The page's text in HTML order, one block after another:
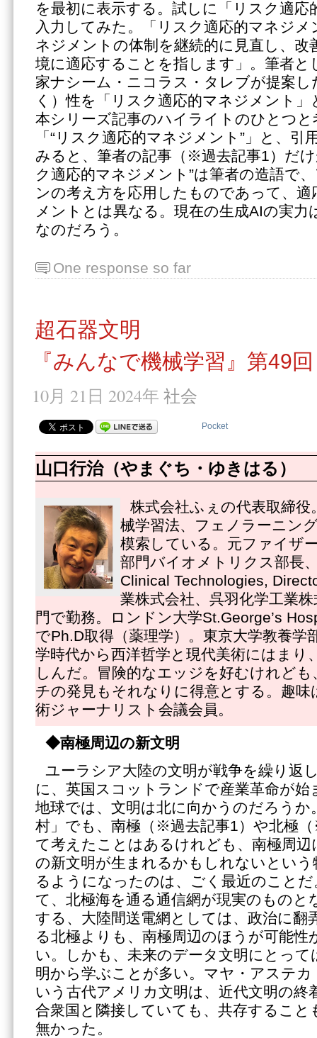
を最初に表示する。試しに「リスク適応
入力してみた。「リスク適応的マネジ
ネジメントの体制を継続的に見直し、改
境に適応することを指します」。筆者と
家ナシーム・ニコラス・タレブが提案
く）性を「リスク適応的マネジメント
本シリーズ記事のハイライトのひとつ
「“リスク適応的マネジメント”」と、引
みると、筆者の記事（※過去記事1）だ
ク適応的マネジメント”は筆者の造語で
ンの考え方を応用したものであって、
メントとは異なる。現在の生成AIの実力
なのだろう。
One response so far
超石器文明
『みんなで機械学習』第49回
10月 21日 2024年 社会
Pocket
山口行治（やまぐち・ゆきはる）
株式会社ふぇの代表取締
械学習法、フェノラーニン
模索している。元ファイザ
部門バイオメトリクス部長
Clinical Technologies,
業株式会社、呉羽化学工業
門で勤務。ロンドン大学St.George’s
でPh.D取得（薬理学）。東京大学教養学
学時代から西洋哲学と現代美術にはまり
しんだ。冒険的なエッジを好むけれど
チの発見もそれなりに得意とする。趣味
術ジャーナリスト会議会員。
◆南極周辺の新文明
ユーラシア大陸の文明が戦争を繰り返
に、英国スコットランドで産業革命が始
地球では、文明は北に向かうのだろうか
村」でも、南極（※過去記事1）や北極
て考えたことはあるけれども、南極周辺
の新文明が生まれるかもしれないとい
るようになったのは、ごく最近のこと
て、北極海を通る通信網が現実のものと
する、大陸間送電網としては、政治に翻
る北極よりも、南極周辺のほうが可能性
い。しかも、未来のデータ文明にとって
明から学ぶことが多い。マヤ・アステ
いう古代アメリカ文明は、近代文明の終
合衆国と隣接していても、共存すること
無かった。